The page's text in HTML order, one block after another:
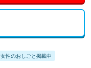
女性のおしごと掲載中